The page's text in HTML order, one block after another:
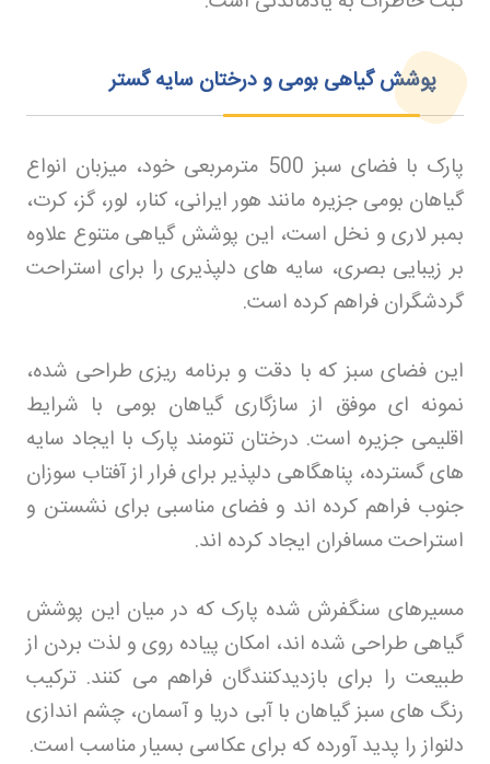
پوشش گیاهی بومی و درختان سایه گستر
پارک با فضای سبز 500 مترمربعی خود، میزبان انواع
گیاهان بومی جزیره مانند هور ایرانی، کنار، لور، گز، کرت،
بمبر لاری و نخل است، این پوشش گیاهی متنوع علاوه
بر زیبایی بصری، سایه های دلپذیری را برای استراحت
گردشگران فراهم کرده است.
این فضای سبز که با دقت و برنامه ریزی طراحی شده،
نمونه ای موفق از سازگاری گیاهان بومی با شرایط
اقلیمی جزیره است. درختان تنومند پارک با ایجاد سایه
های گسترده، پناهگاهی دلپذیر برای فرار از آفتاب سوزان
جنوب فراهم کرده اند و فضای مناسبی برای نشستن و
استراحت مسافران ایجاد کرده اند.
مسیرهای سنگفرش شده پارک که در میان این پوشش
گیاهی طراحی شده اند، امکان پیاده روی و لذت بردن از
طبیعت را برای بازدیدکنندگان فراهم می کنند. ترکیب
رنگ های سبز گیاهان با آبی دریا و آسمان، چشم اندازی
دلنواز را پدید آورده که برای عکاسی بسیار مناسب است.